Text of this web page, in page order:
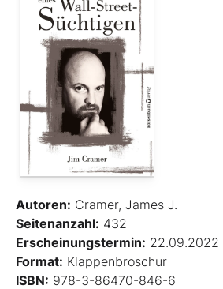
Autoren: Cramer, James J.
Seitenanzahl: 432
Erscheinungstermin: 22.09.2022
Format: Klappenbroschur
ISBN: 978-3-86470-846-6